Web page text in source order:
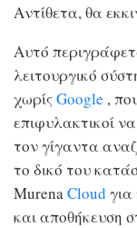
Αντίθετα, θα
Αυτό
λειτουργικό
χωρίςGoogle ,
επιφυλακτικοί
τον γίγαντα
το δικό του
MurenaCloud
και αποθήκευση